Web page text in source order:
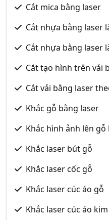
Cắt mica bằng laser
Cắt nhựa bằng laser
Cắt nhựa bằng laser
Cắt tạo hình trên vải
Cắt vải bằng laser
Khắc gỗ bằng laser
Khắc hình ảnh lên
Khắc laser bút gỗ
Khắc laser cốc gỗ
Khắc laser cúc áo gỗ
Khắc laser cúc áo